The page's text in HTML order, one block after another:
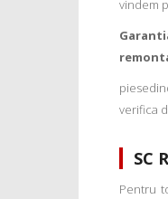
vindem
verifica
SC
Pentru